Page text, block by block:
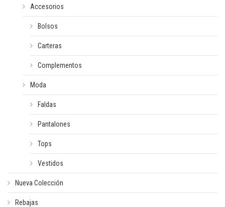
Accesorios
Bolsos
Carteras
Complementos
Moda
Faldas
Pantalones
Tops
Vestidos
Nueva Colección
Rebajas